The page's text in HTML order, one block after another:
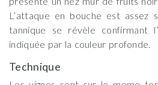
L’attaque en bouche est assez
tannique se révèle confirmant
indiquée par la couleur profonde.
Technique